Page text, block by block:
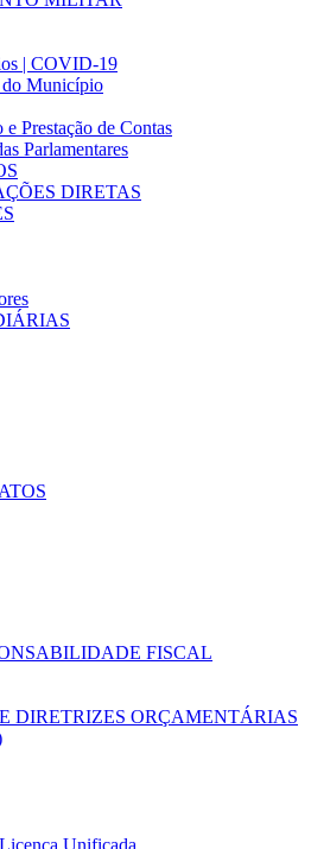
| COVID-19
do Município
e Prestação de Contas
Parlamentares
DIRETAS
FISCAL
DIRETRIZES ORÇAMENTÁRIAS